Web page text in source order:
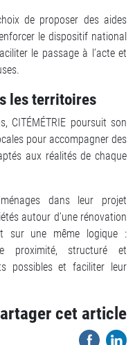
de proposer des aides
le dispositif national
le passage à l’acte et
les territoires
CITÉMÉTRIE poursuit son
pour accompagner des
aux réalités de chaque
ménages dans leur projet
autour d’une rénovation
sur une même logique :
proximité, structuré et
possibles et faciliter leur
cet article